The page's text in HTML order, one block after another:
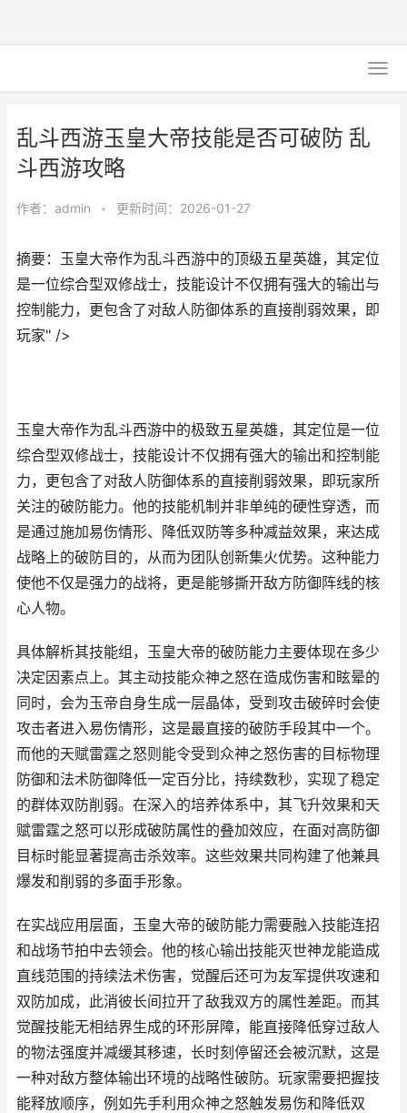
乱斗西游玉皇大帝技能是否可破防 乱
斗西游攻略
作者： admin • 更新时间：2026-01-27
摘要：玉皇大帝作为乱斗西游中的顶级五星英雄，其定位
是一位综合型双修战士，技能设计不仅拥有强大的输出与
控制能力，更包含了对敌人防御体系的直接削弱效果，即
玩家" />
玉皇大帝作为乱斗西游中的极致五星英雄，其定位是一位
综合型双修战士，技能设计不仅拥有强大的输出和控制能
力，更包含了对敌人防御体系的直接削弱效果，即玩家所
关注的破防能力。他的技能机制并非单纯的硬性穿透，而
是通过施加易伤情形、降低双防等多种减益效果，来达成
战略上的破防目的，从而为团队创新集火优势。这种能力
使他不仅是强力的战将，更是能够撕开敌方防御阵线的核
心人物。
具体解析其技能组，玉皇大帝的破防能力主要体现在多少
决定因素点上。其主动技能众神之怒在造成伤害和眩晕的
同时，会为玉帝自身生成一层晶体，受到攻击破碎时会使
攻击者进入易伤情形，这是最直接的破防手段其中一个。
而他的天赋雷霆之怒则能令受到众神之怒伤害的目标物理
防御和法术防御降低一定百分比，持续数秒，实现了稳定
的群体双防削弱。在深入的培养体系中，其飞升效果和天
赋雷霆之怒可以形成破防属性的叠加效应，在面对高防御
目标时能显著提高击杀效率。这些效果共同构建了他兼具
爆发和削弱的多面手形象。
在实战应用层面，玉皇大帝的破防能力需要融入技能连招
和战场节拍中去领会。他的核心输出技能灭世神龙能造成
直线范围的持续法术伤害，觉醒后还可为友军提供攻速和
双防加成，此消彼长间拉开了敌我双方的属性差距。而其
觉醒技能无相结界生成的环形屏障，能直接降低穿过敌人
的物法强度并减缓其移速，长时刻停留还会被沉默，这是
一种对敌方整体输出环境的战略性破防。玩家需要把握技
能释放顺序，例如先手利用众神之怒触发易伤和降低双